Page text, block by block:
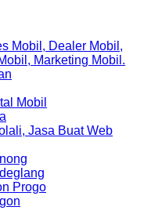
Mobil, Dealer Mobil,
Marketing Mobil.
Mobil
Jasa Buat Web
Progo